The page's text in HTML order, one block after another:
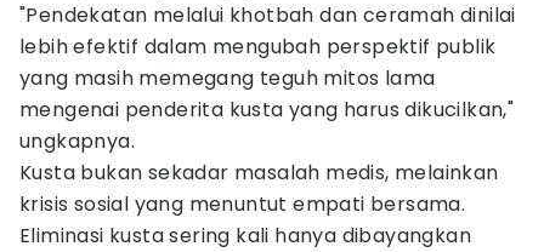
"Pendekatan melalui khotbah dan ceramah dinilai
lebih efektif dalam mengubah perspektif publik
yang masih memegang teguh mitos lama
mengenai penderita kusta yang harus dikucilkan,"
ungkapnya.
Kusta bukan sekadar masalah medis, melainkan
krisis sosial yang menuntut empati bersama.
Eliminasi kusta sering kali hanya dibayangkan